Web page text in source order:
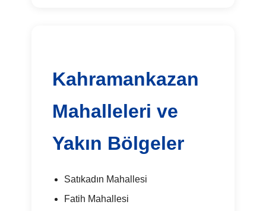
Kahramankazan
Mahalleleri ve
Yakın Bölgeler
Satıkadın Mahallesi
Fatih Mahallesi